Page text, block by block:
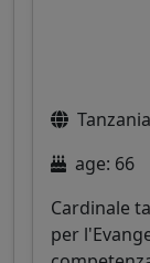
Tanzania
age: 66
Cardinale
per